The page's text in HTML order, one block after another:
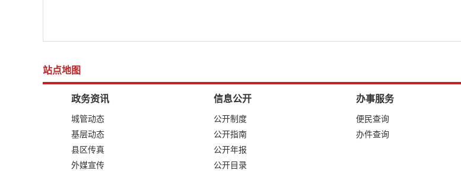
站点地图
政务资讯
城管动态
基层动态
县区传真
外媒宣传
信息公开
公开制度
公开指南
公开年报
公开目录
办事服务
便民查询
办件查询